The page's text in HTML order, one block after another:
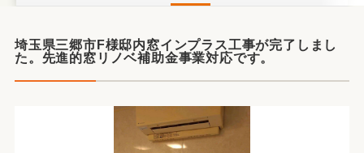
埼玉県三郷市F様邸内窓インプラス工事が完了しまし
た。先進的窓リノベ補助金事業対応です。